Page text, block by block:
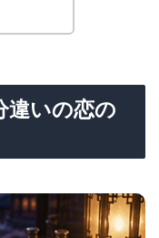
違いの恋の